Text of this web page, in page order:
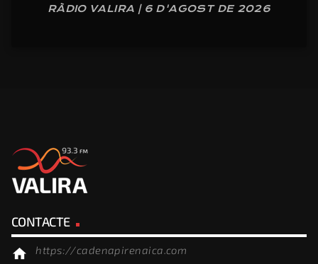
RÀDIO VALIRA | 6 D'AGOST DE 2026
CONTACTE
home https://cadenapirenaica.com